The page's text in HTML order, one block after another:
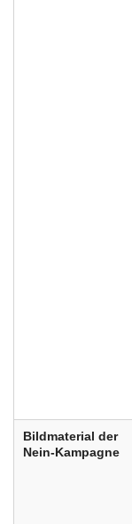
Bildmaterial der
Nein-Kampagne